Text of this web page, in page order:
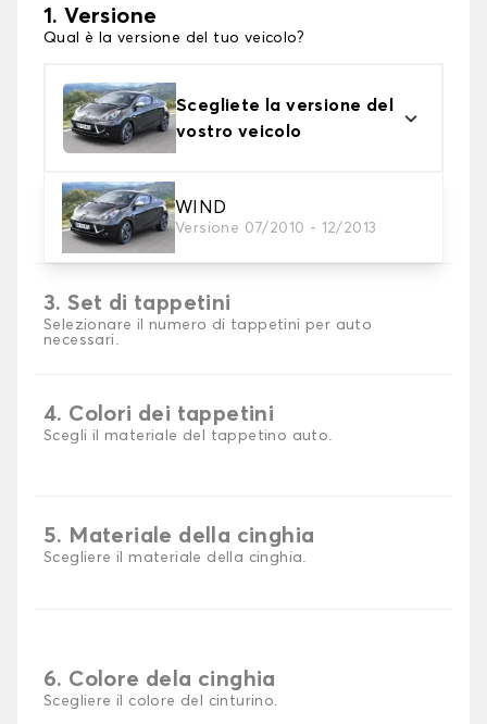
1. Versione
Qual è la versione del tuo veicolo?
Scegliete la versione del
vostro veicolo
WIND
Versione 07/2010 - 12/2013
2. Materiale
Scegli il materiale del tappetini auto
3. Set di tappetini
Selezionare il numero di tappetini per auto
necessari.
4. Colori dei tappetini
Scegli il materiale del tappetino auto.
5. Materiale della cinghia
Scegliere il materiale della cinghia.
6. Colore dela cinghia
Scegliere il colore del cinturino.